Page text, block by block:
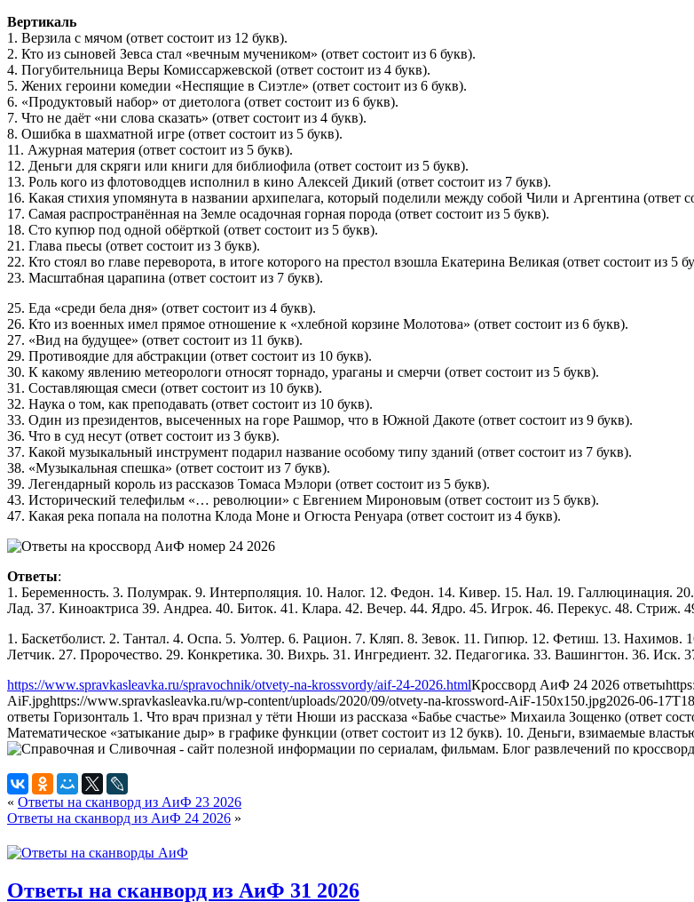
Вертикаль
1. Верзила с мячом (ответ состоит из 12 букв).
2. Кто из сыновей Зевса стал «вечным мучеником» (ответ состоит из 6 букв).
4. Погубительница Веры Комиссаржевской (ответ состоит из 4 букв).
5. Жених героини комедии «Неспящие в Сиэтле» (ответ состоит из 6 букв).
6. «Продуктовый набор» от диетолога (ответ состоит из 6 букв).
7. Что не даёт «ни слова сказать» (ответ состоит из 4 букв).
8. Ошибка в шахматной игре (ответ состоит из 5 букв).
11. Ажурная материя (ответ состоит из 5 букв).
12. Деньги для скряги или книги для библиофила (ответ состоит из 5 букв).
13. Роль кого из флотоводцев исполнил в кино Алексей Дикий (ответ состоит из 7 букв).
16. Какая стихия упомянута в названии архипелага, который поделили между собой Чили и Аргентина (ответ
17. Самая распространённая на Земле осадочная горная порода (ответ состоит из 5 букв).
18. Сто купюр под одной обёрткой (ответ состоит из 5 букв).
21. Глава пьесы (ответ состоит из 3 букв).
22. Кто стоял во главе переворота, в итоге которого на престол взошла Екатерина Великая (ответ состоит из 5
23. Масштабная царапина (ответ состоит из 7 букв).
25. Еда «среди бела дня» (ответ состоит из 4 букв).
26. Кто из военных имел прямое отношение к «хлебной корзине Молотова» (ответ состоит из 6 букв).
27. «Вид на будущее» (ответ состоит из 11 букв).
29. Противоядие для абстракции (ответ состоит из 10 букв).
30. К какому явлению метеорологи относят торнадо, ураганы и смерчи (ответ состоит из 5 букв).
31. Составляющая смеси (ответ состоит из 10 букв).
32. Наука о том, как преподавать (ответ состоит из 10 букв).
33. Один из президентов, высеченных на горе Рашмор, что в Южной Дакоте (ответ состоит из 9 букв).
36. Что в суд несут (ответ состоит из 3 букв).
37. Какой музыкальный инструмент подарил название особому типу зданий (ответ состоит из 7 букв).
38. «Музыкальная спешка» (ответ состоит из 7 букв).
39. Легендарный король из рассказов Томаса Мэлори (ответ состоит из 5 букв).
43. Исторический телефильм «… революции» с Евгением Мироновым (ответ состоит из 5 букв).
47. Какая река попала на полотна Клода Моне и Огюста Ренуара (ответ состоит из 4 букв).
Ответы:
1. Беременность. 3. Полумрак. 9. Интерполяция. 10. Налог. 12. Федон. 14. Кивер. 15. Нал. 19. Галлюцинация.
Лад. 37. Киноактриса 39. Андреа. 40. Биток. 41. Клара. 42. Вечер. 44. Ядро. 45. Игрок. 46. Перекус. 48. Стриж.
1. Баскетболист. 2. Тантал. 4. Оспа. 5. Уолтер. 6. Рацион. 7. Кляп. 8. Зевок. 11. Гипюр. 12. Фетиш. 13.
Летчик. 27. Пророчество. 29. Конкретика. 30. Вихрь. 31. Ингредиент. 32. Педагогика. 33. Вашингтон. 36. Иск.
https://www.spravkasleavka.ru/spravochnik/otvety-na-krossvordy/aif-24-2026.htmlКроссворд АиФ 24 2026 ответы
AiF.jpghttps://www.spravkasleavka.ru/wp-content/uploads/2020/09/otvety-na-krossword-AiF-150x150.jpg2026-06-
ответы Горизонталь 1. Что врач признал у тёти Нюши из рассказа «Бабье счастье» Михаила Зощенко (ответ
Математическое «затыкание дыр» в графике функции (ответ состоит из 12 букв). 10. Деньги, взимаемые
« Ответы на сканворд из АиФ 23 2026
Ответы на сканворд из АиФ 24 2026 »
Ответы на сканворд из АиФ 31 2026